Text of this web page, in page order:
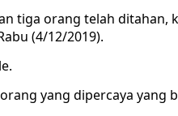
tiga orang telah ditahan,
(4/12/2019).
yang dipercaya yang